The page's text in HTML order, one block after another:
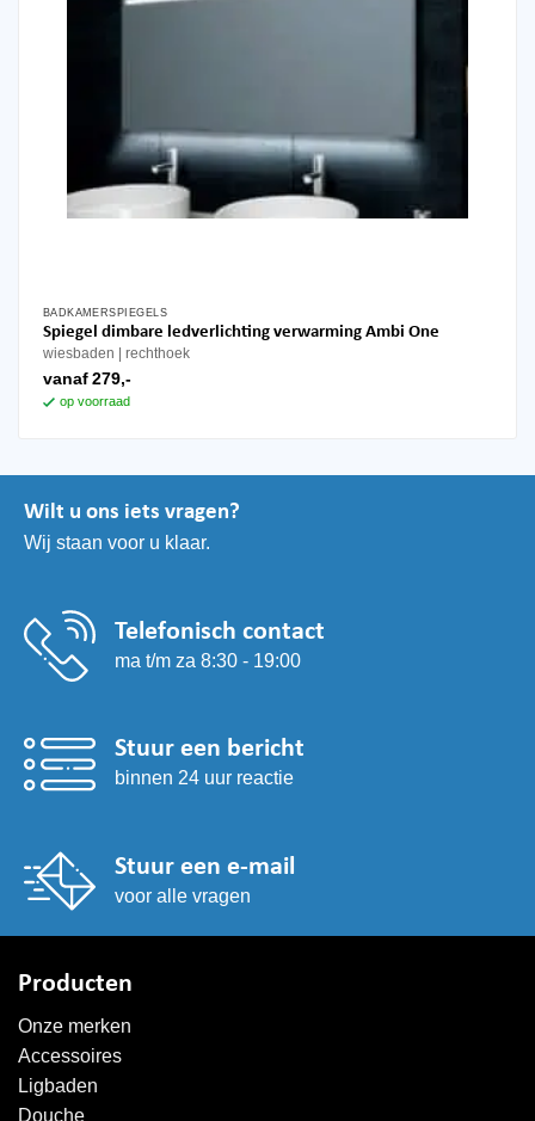
BADKAMERSPIEGELS
Spiegel dimbare ledverlichting verwarming Ambi One
wiesbaden rechthoek
vanaf 279,-
op voorraad
Dit
product
gekozen
worden
productpagina
Wilt u ons iets vragen?
Wij staan voor u klaar.
Telefonisch contact
ma t/m za 8:30 - 19:00
Stuur een bericht
binnen 24 uur reactie
Stuur een e-mail
voor alle vragen
Producten
Onze merken
Accessoires
Ligbaden
Douche